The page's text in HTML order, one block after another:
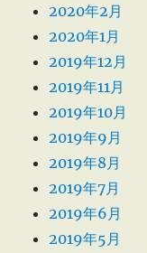
2020年2月
2020年1月
2019年12月
2019年11月
2019年10月
2019年9月
2019年8月
2019年7月
2019年6月
2019年5月